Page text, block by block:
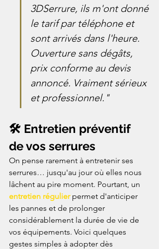
3DSerrure, ils m'ont donné
le tarif par téléphone et
sont arrivés dans l'heure.
Ouverture sans dégâts,
prix conforme au devis
annoncé. Vraiment sérieux
et professionnel."
🛠️ Entretien préventif
de vos serrures
On pense rarement à entretenir ses
serrures… jusqu'au jour où elles nous
lâchent au pire moment. Pourtant, un
entretien régulier permet d'anticiper
les pannes et de prolonger
considérablement la durée de vie de
vos équipements. Voici quelques
gestes simples à adopter dès